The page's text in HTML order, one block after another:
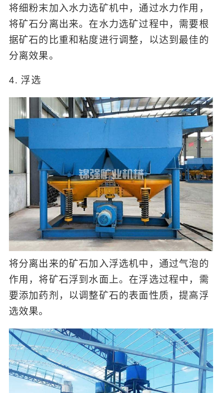
将细粉末加入水力选矿机中，通过水力作用，
将矿石分离出来。在水力选矿过程中，需要根
据矿石的比重和粘度进行调整，以达到最佳的
分离效果。
4. 浮选
将分离出来的矿石加入浮选机中，通过气泡的
作用，将矿石浮到水面上。在浮选过程中，需
要添加药剂，以调整矿石的表面性质，提高浮
选效果。